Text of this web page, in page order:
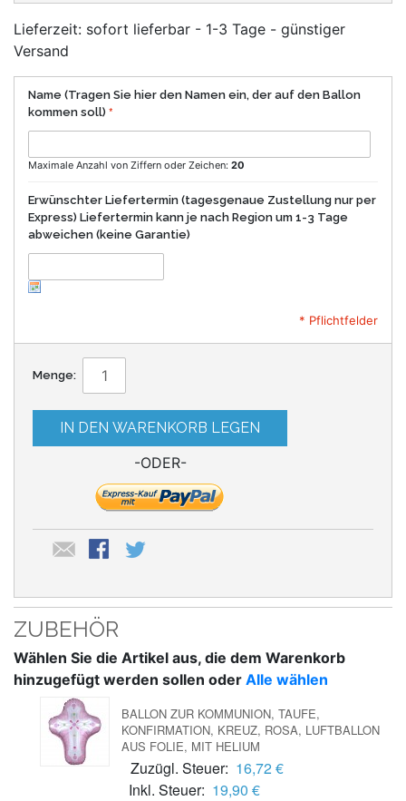
Lieferzeit: sofort lieferbar - 1-3 Tage - günstiger
Versand
Name (Tragen Sie hier den Namen ein, der auf den Ballon
kommen soll)
Maximale Anzahl von Ziffern oder Zeichen: 20
Erwünschter Liefertermin (tagesgenaue Zustellung nur per
Express) Liefertermin kann je nach Region um 1-3 Tage
abweichen (keine Garantie)
* Pflichtfelder
Menge:
IN DEN WARENKORB LEGEN
-ODER-
ZUBEHÖR
Wählen Sie die Artikel aus, die dem Warenkorb
hinzugefügt werden sollen oder Alle wählen
BALLON ZUR KOMMUNION, TAUFE,
KONFIRMATION, KREUZ, ROSA, LUFTBALLON
AUS FOLIE, MIT HELIUM
Zuzügl. Steuer: 16,72 €
Inkl. Steuer: 19,90 €